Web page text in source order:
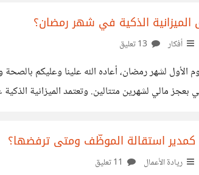
الذكية في شهر رمضان؟
أفكار
الأول لشهر رمضان، أعاده الله علينا وعليكم
استقالة الموظّف ومتى ترفضها؟
ريادة الأعمال